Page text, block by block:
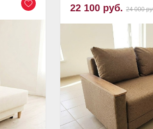
22 100 руб. 24 000